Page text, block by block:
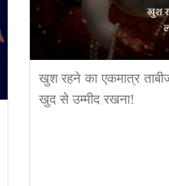
खुश रहने का एकमात्र
खुद से उम्मीद रखना!